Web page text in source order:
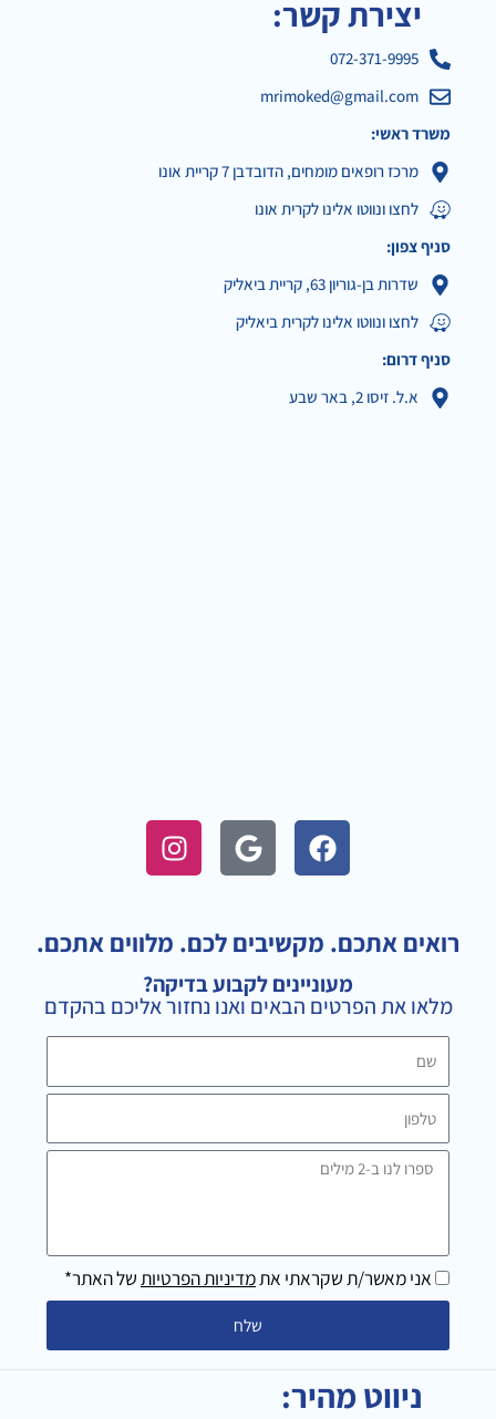
יצירת קשר:
072-371-9995
mrimoked@gmail.com
משרד ראשי:
מרכז רופאים מומחים, הדובדבן 7 קריית אונו
לחצו ונווטו אלינו לקרית אונו
סניף צפון:
שדרות בן-גוריון 63, קריית ביאליק
לחצו ונווטו אלינו לקרית ביאליק
סניף דרום:
א.ל. זיסו 2, באר שבע
F
a
c
b
o
o
k
G
o
o
l
e
I
n
s
a
g
r
a
רואים אתכם. מקשיבים לכם. מלווים אתכם.
מעוניינים לקבוע בדיקה?
מלאו את הפרטים הבאים ואנו נחזור אליכם בהקדם
טלפון
ספרו
מילים
אני מאשר/ת שקראתי אתמדיניות הפרטיותשל האתר*
שלח
ניווט מהיר: